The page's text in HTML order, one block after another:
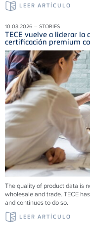
LEER ARTÍCULO
10.03.2026 – STORIES
TECE vuelve a liderar
certificación premium
The quality of product data is
wholesale and trade. TECE
and continues to do so.
LEER ARTÍCULO